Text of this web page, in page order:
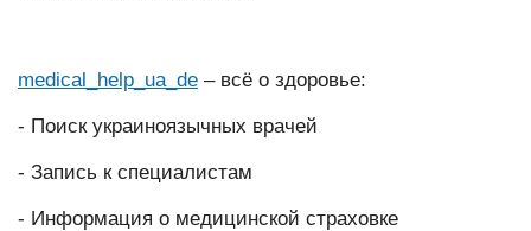
medical_help_ua_de – всё о здоровье:
- Поиск украиноязычных врачей
- Запись к специалистам
- Информация о медицинской страховке